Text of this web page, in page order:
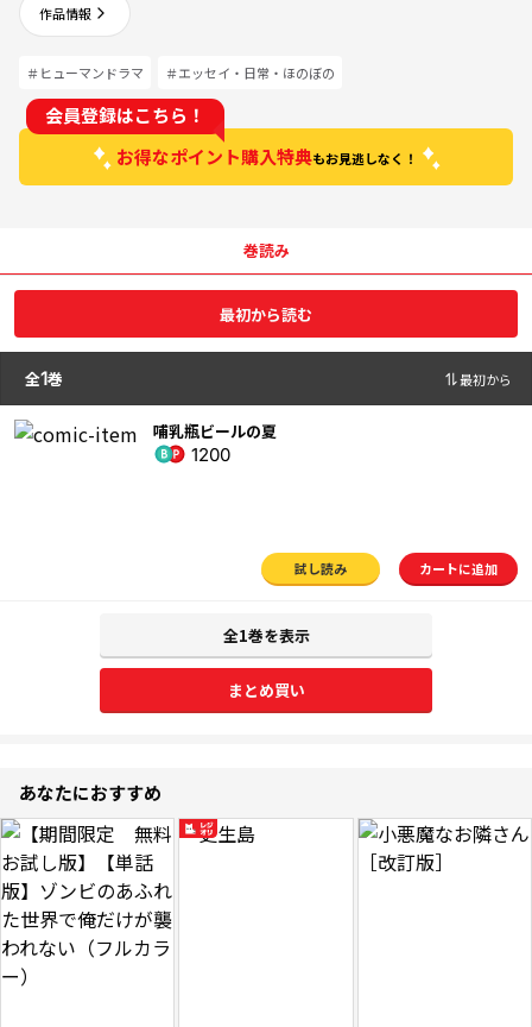
作品情報
＃ヒューマンドラマ ＃エッセイ・日常・ほのぼの
お得なポイント購入特典もお見逃しなく！
会員登録はこちら！
巻読み
最初から読む
全1巻 最初から
哺乳瓶ビールの夏
1200
試し読み カートに追加
全1巻を表示
まとめ買い
あなたにおすすめ